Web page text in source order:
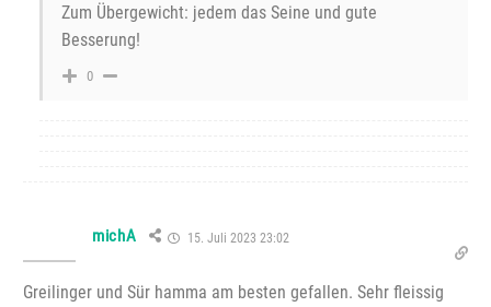
Zum Übergewicht: jedem das Seine und gute
Besserung!
0
michA 15. Juli 2023 23:02
Greilinger und Sür hamma am besten gefallen. Sehr fleissig